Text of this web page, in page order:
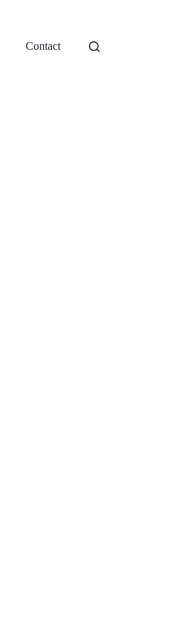
Contact